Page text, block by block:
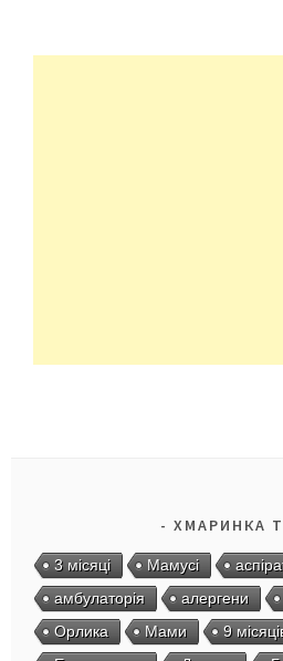
ХМАРИНКА
3 місяці Мамусі
амбулаторія
алергени
Орлика
Мами 9